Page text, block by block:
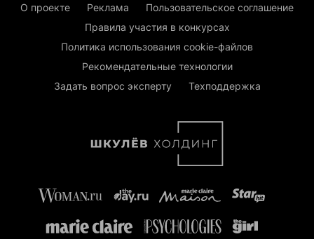
О проекте Реклама
Пользовательское соглашение
Правила участия в конкурсах
Политика использования cookie-файлов
Рекомендательные технологии
Задать вопрос эксперту
Техподдержка